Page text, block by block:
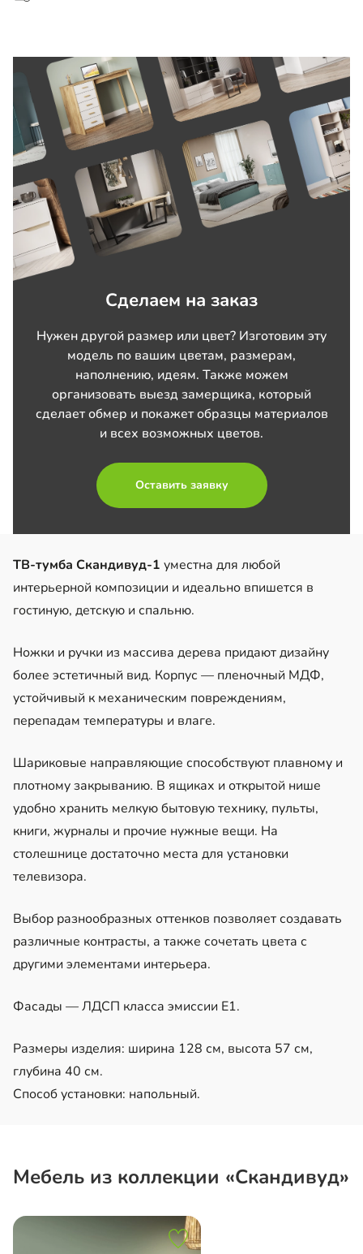
Сделаем на заказ
Нужен другой размер или цвет? Изготовим эту
модель по вашим цветам, размерам,
наполнению, идеям. Также можем
организовать выезд замерщика, который
сделает обмер и покажет образцы материалов
и всех возможных цветов.
Оставить заявку
ТВ-тумба Скандивуд-1 уместна для любой
интерьерной композиции и идеально впишется в
гостиную, детскую и спальню.
Ножки и ручки из массива дерева придают дизайну
более эстетичный вид. Корпус — пленочный МДФ,
устойчивый к механическим повреждениям,
перепадам температуры и влаге.
Шариковые направляющие способствуют плавному и
плотному закрыванию. В ящиках и открытой нише
удобно хранить мелкую бытовую технику, пульты,
книги, журналы и прочие нужные вещи. На
столешнице достаточно места для установки
телевизора.
Выбор разнообразных оттенков позволяет создавать
различные контрасты, а также сочетать цвета с
другими элементами интерьера.
Фасады — ЛДСП класса эмиссии Е1.
Размеры изделия: ширина 128 см, высота 57 см,
глубина 40 см.
Способ установки: напольный.
Мебель из коллекции «Скандивуд»